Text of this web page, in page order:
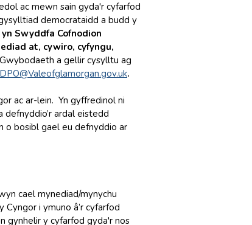
ac mewn sain gyda'r cyfarfod
democrataidd a budd y
Swyddfa Cofnodion
at, cywiro, cyfyngu,
a gellir cysylltu ag
DPO@Valeofglamorgan.gov.uk.
ac ar-lein. Yn gyffredinol ni
ardal eistedd
o bosibl gael eu defnyddio ar
cael mynediad/mynychu
i ymuno â’r cyfarfod
gynhelir y cyfarfod gyda'r nos